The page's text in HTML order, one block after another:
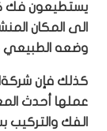
يستطيعون فك كل
الى المكان
وضعه الطبيعي
كذلك فإن
عملها أحدث
الفك